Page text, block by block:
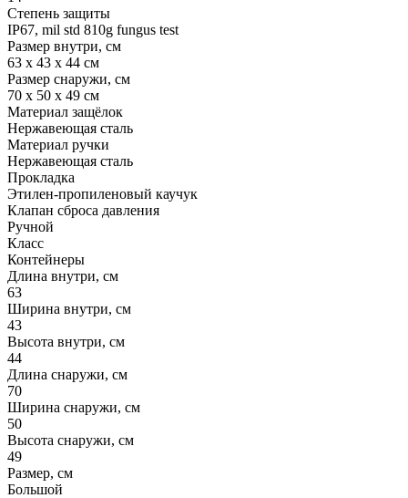
Степень защиты
IP67, mil std 810g fungus test
Размер внутри, см
63 x 43 x 44 см
Размер снаружи, см
70 x 50 x 49 см
Материал защёлок
Нержавеющая сталь
Материал ручки
Нержавеющая сталь
Прокладка
Этилен-пропиленовый каучук
Клапан сброса давления
Ручной
Класс
Контейнеры
Длина внутри, см
63
Ширина внутри, см
43
Высота внутри, см
44
Длина снаружи, см
70
Ширина снаружи, см
50
Высота снаружи, см
49
Размер, см
Большой